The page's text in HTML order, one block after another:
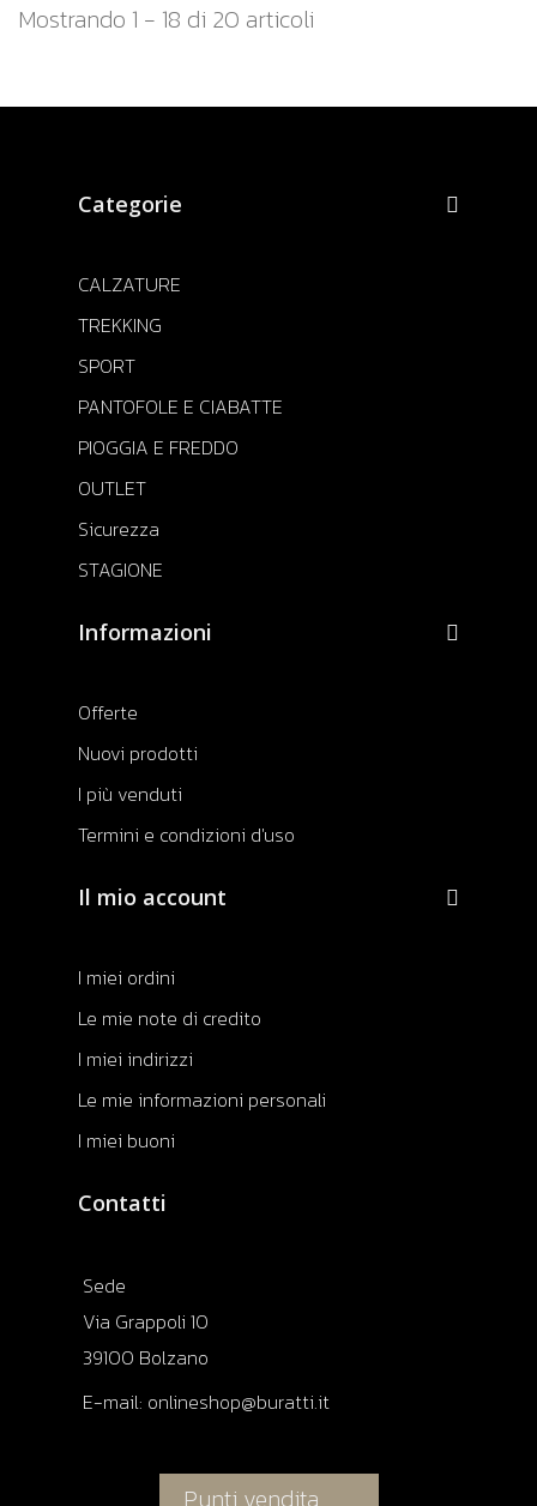
Mostrando 1 - 18 di 20 articoli
Categorie
CALZATURE
TREKKING
SPORT
PANTOFOLE E CIABATTE
PIOGGIA E FREDDO
OUTLET
Sicurezza
STAGIONE
Informazioni
Offerte
Nuovi prodotti
I più venduti
Termini e condizioni d'uso
Il mio account
I miei ordini
Le mie note di credito
I miei indirizzi
Le mie informazioni personali
I miei buoni
Contatti
Sede
Via Grappoli 10
39100 Bolzano
E-mail: onlineshop@buratti.it
Punti vendita